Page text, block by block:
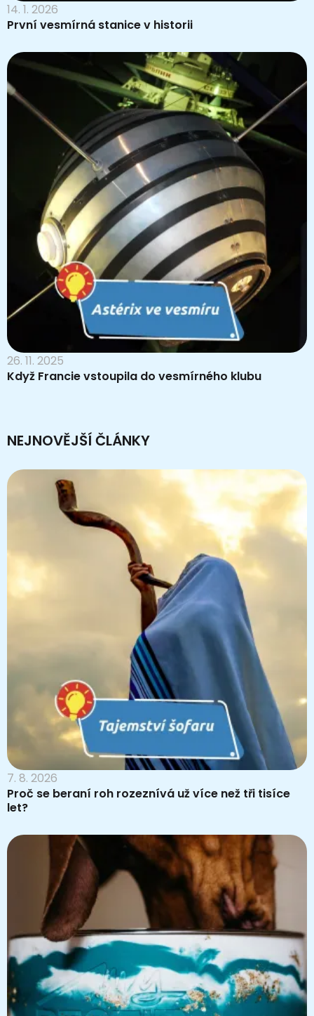
14. 1. 2026
První vesmírná stanice v historii
26. 11. 2025
Když Francie vstoupila do vesmírného klubu
NEJNOVĚJŠÍ ČLÁNKY
7. 8. 2026
Proč se beraní roh rozeznívá už více než tři tisíce
let?